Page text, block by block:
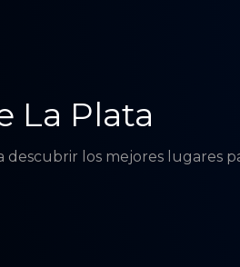
La Plata
descubrir los mejores lugares